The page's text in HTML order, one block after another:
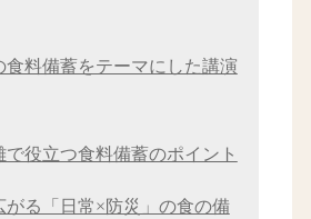
食料備蓄をテーマにした講演
で役立つ食料備蓄のポイント
がる「日常×防災」の食の備